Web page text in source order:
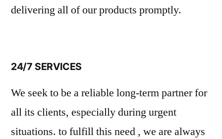
delivering all of our products promptly.
24/7 SERVICES
We seek to be a reliable long-term partner for
all its clients, especially during urgent
situations. to fulfill this need , we are always